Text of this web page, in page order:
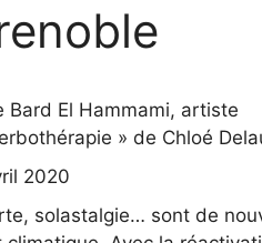
Bard El Hammami, artiste
» de Chloé
2020
solastalgie… sont de